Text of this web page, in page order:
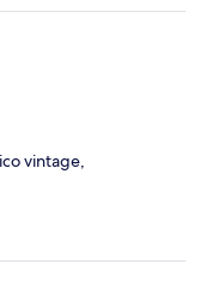
vintage,